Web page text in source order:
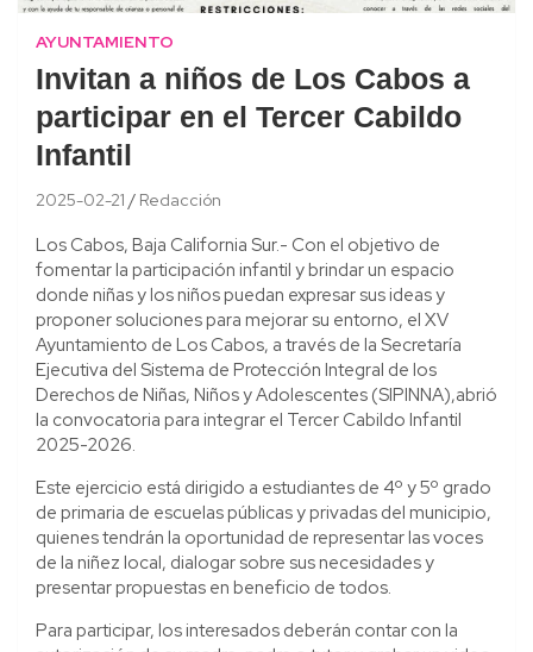
AYUNTAMIENTO
Invitan a niños de Los Cabos a
participar en el Tercer Cabildo
Infantil
2025-02-21 Redacción
Los Cabos, Baja California Sur.- Con el objetivo de
fomentar la participación infantil y brindar un espacio
donde niñas y los niños puedan expresar sus ideas y
proponer soluciones para mejorar su entorno, el XV
Ayuntamiento de Los Cabos, a través de la Secretaría
Ejecutiva del Sistema de Protección Integral de los
Derechos de Niñas, Niños y Adolescentes (SIPINNA),abrió
la convocatoria para integrar el Tercer Cabildo Infantil
2025-2026.
Este ejercicio está dirigido a estudiantes de 4º y 5º grado
de primaria de escuelas públicas y privadas del municipio,
quienes tendrán la oportunidad de representar las voces
de la niñez local, dialogar sobre sus necesidades y
presentar propuestas en beneficio de todos.
Para participar, los interesados deberán contar con la